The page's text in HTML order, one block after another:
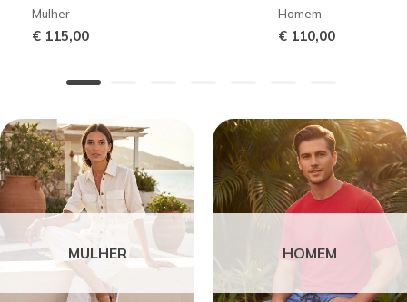
Mulher
€ 115,00
Homem
€ 110,00
MULHER HOMEM